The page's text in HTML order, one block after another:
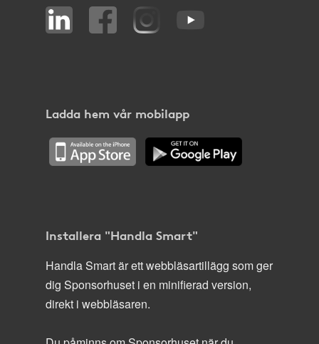
Ladda hem vår mobilapp
Installera "Handla Smart"
Handla Smart är ett webbläsartillägg som ger
dig Sponsorhuset i en minifierad version,
direkt i webbläsaren.